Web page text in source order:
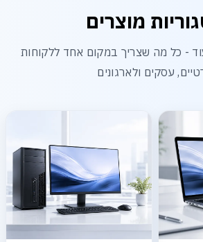
מוצרים
- כל מה שצריך במקום אחד ללקוחות
עסקים ולארגונים